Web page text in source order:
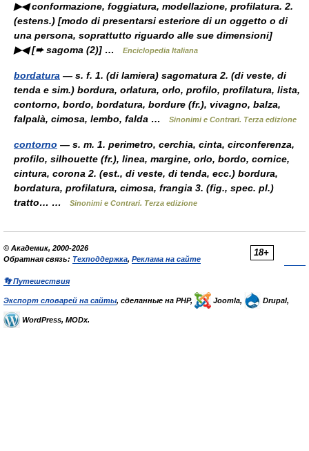
▶◀ conformazione, foggiatura, modellazione, profilatura. 2.
(estens.) [modo di presentarsi esteriore di un oggetto o di
una persona, soprattutto riguardo alle sue dimensioni]
▶◀ [➨ sagoma (2)] …
Enciclopedia Italiana
bordatura — s. f. 1. (di lamiera) sagomatura 2. (di veste, di
tenda e sim.) bordura, orlatura, orlo, profilo, profilatura, lista,
contorno, bordo, bordatura, bordure (fr.), vivagno, balza,
falpalà, cimosa, lembo, falda …
Sinonimi e Contrari. Terza edizione
contorno — s. m. 1. perimetro, cerchia, cinta, circonferenza,
profilo, silhouette (fr.), linea, margine, orlo, bordo, cornice,
cintura, corona 2. (est., di veste, di tenda, ecc.) bordura,
bordatura, profilatura, cimosa, frangia 3. (fig., spec. pl.)
tratto… …
Sinonimi e Contrari. Terza edizione
18+
© Академик, 2000-2026
Обратная связь: Техподдержка, Реклама на сайте
👣 Путешествия
Экспорт словарей на сайты, сделанные на PHP, Joomla, Drupal,
WordPress, MODx.